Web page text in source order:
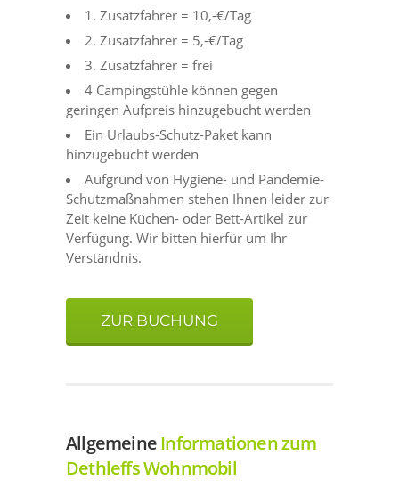
1. Zusatzfahrer = 10,-€/Tag
2. Zusatzfahrer = 5,-€/Tag
3. Zusatzfahrer = frei
4 Campingstühle können gegen
geringen Aufpreis hinzugebucht werden
Ein Urlaubs-Schutz-Paket kann
hinzugebucht werden
Aufgrund von Hygiene- und Pandemie-
Schutzmaßnahmen stehen Ihnen leider zur
Zeit keine Küchen- oder Bett-Artikel zur
Verfügung. Wir bitten hierfür um Ihr
Verständnis.
ZUR BUCHUNG
AllgemeineInformationen zum
Dethleffs Wohnmobil